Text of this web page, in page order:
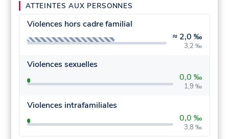
ATTEINTES AUX PERSONNES
Violences hors cadre familial
≈ 2,0 ‰
3,2 ‰
Violences sexuelles
0,0 ‰
1,9 ‰
Violences intrafamiliales
0,0 ‰
3,8 ‰